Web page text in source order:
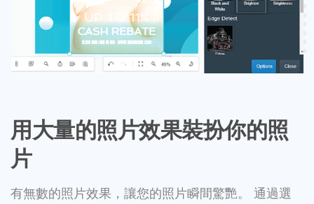
用大量的照片效果裝扮你的照
片
有無數的照片效果，讓您的照片瞬間驚艷。 通過選